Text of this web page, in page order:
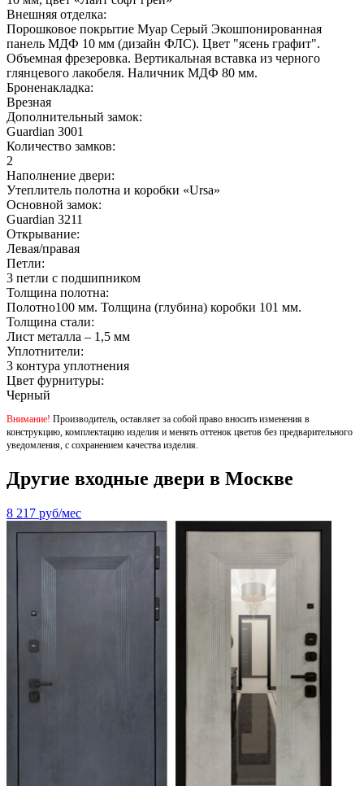
Внешняя отделка:
Порошковое покрытие Муар Серый Экошпонированная
панель МДФ 10 мм (дизайн ФЛС). Цвет "ясень графит".
Объемная фрезеровка. Вертикальная вставка из черного
глянцевого лакобеля. Наличник МДФ 80 мм.
Броненакладка:
Врезная
Дополнительный замок:
Guardian 3001
Количество замков:
2
Наполнение двери:
Утеплитель полотна и коробки «Ursa»
Основной замок:
Guardian 3211
Открывание:
Левая/правая
Петли:
3 петли с подшипником
Толщина полотна:
Полотно100 мм. Толщина (глубина) коробки 101 мм.
Толщина стали:
Лист металла – 1,5 мм
Уплотнители:
3 контура уплотнения
Цвет фурнитуры:
Черный
Внимание! Производитель, оставляет за собой право вносить изменения в
конструкцию, комплектацию изделия и менять оттенок цветов без предварительного
уведомления, с сохранением качества изделия.
Другие входные двери в Москве
8 217 руб/мес